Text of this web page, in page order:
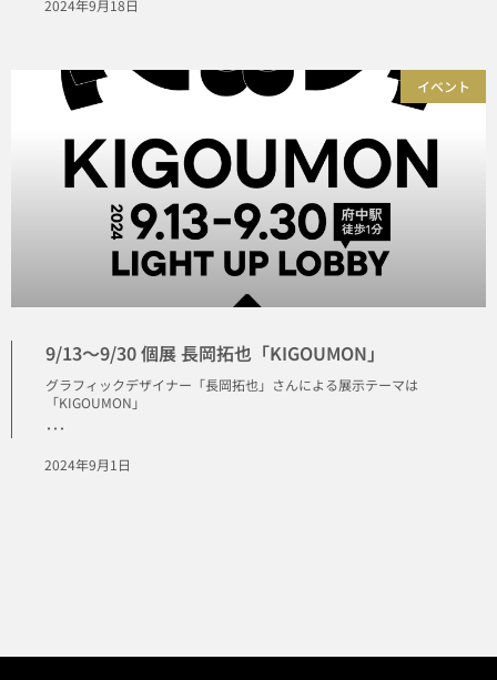
2024年9月18日
イベント
9/13〜9/30 個展 長岡拓也「KIGOUMON」
グラフィックデザイナー「長岡拓也」さんによる展示テーマは
「KIGOUMON」
･･･
2024年9月1日